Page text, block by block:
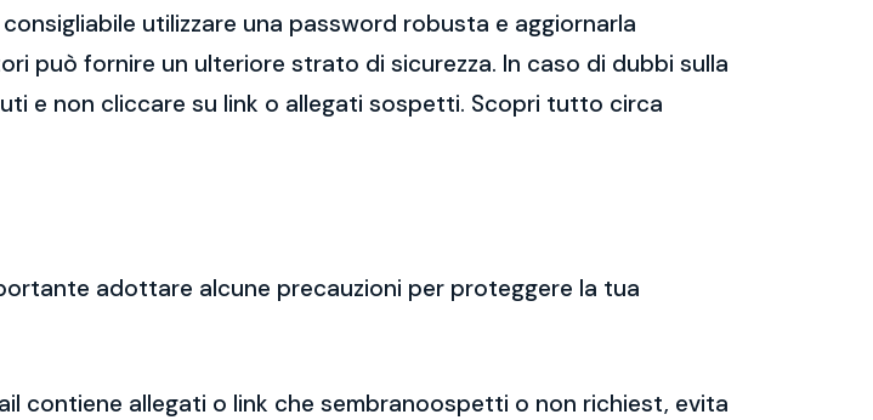
utilizzare una password robusta e aggiornarla
può fornire un ulteriore strato di sicurezza. In caso di dubbi sulla
e non cliccare su link o allegati sospetti. Scopri tutto circa
adottare alcune precauzioni per proteggere la tua
contiene allegati o link che sembranoospetti o non richiest, evita